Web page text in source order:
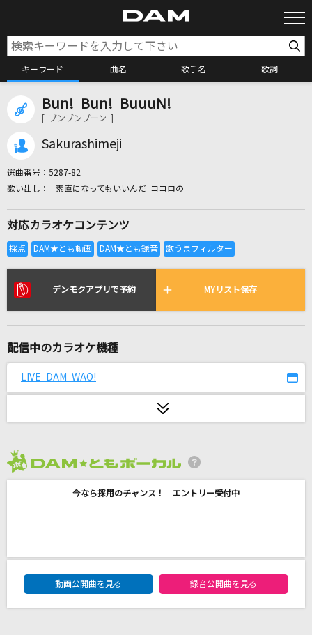
キーワード 曲名 歌手名 歌詞
カラオケ検索
カラオケ店舗検索
全国りれき
リアルタイムで歌われている曲の一覧
幕が上がる
烏(ビデオクリップバージョン)
ベリーグッドマン
黒髪海峡
Bun! Bun! BuuuN!
[ ブンブンブーン ]
Sakurashimeji
選曲番号： 5287-82
素直になってもいいんだ ココロの
対応カラオケコンテンツ
デンモクアプリで予約 MYリスト保存
配信中のカラオケ機種
LIVE DAM WAO!
今なら採用のチャンス！ エントリー受付中
DAM★ともボーカルエントリーランキング
動画公開曲を見る
録音公開曲を見る